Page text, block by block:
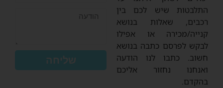
התלבטות שיש לכם בין
רכבים, שאלות בנושא
קנייה/מכירה או אפילו
לבקש לפרסם כתבה בנושא
חשוב. כתבו לנו הודעה
ואנחנו נחזור אליכם
בהקדם.
שליחה